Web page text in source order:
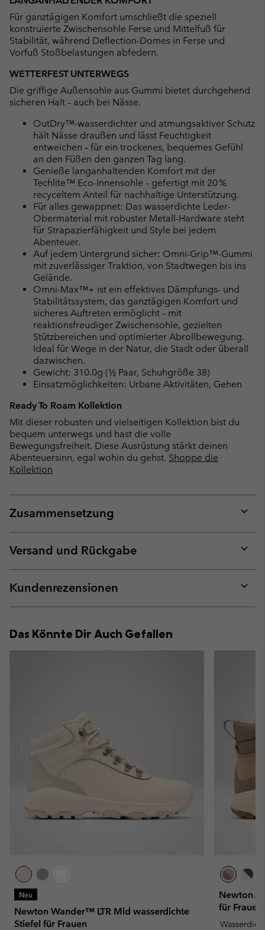
Für ganztägigen Komfort umschließt die speziell
konstruierte Zwischensohle Ferse und Mittelfuß für
Stabilität, während Deflection-Domes in Ferse und
Vorfuß Stoßbelastungen abfedern.
WETTERFEST UNTERWEGS
Die griffige Außensohle aus Gummi bietet durchgehend
sicheren Halt – auch bei Nässe.
OutDry™-wasserdichter und atmungsaktiver Schutz
hält Nässe draußen und lässt Feuchtigkeit
entweichen – für ein trockenes, bequemes Gefühl
an den Füßen den ganzen Tag lang.
Genieße langanhaltenden Komfort mit der
Techlite™ Eco-Innensohle – gefertigt mit 20 %
recyceltem Anteil für nachhaltige Unterstützung.
Für alles gewappnet: Das wasserdichte Leder-
Obermaterial mit robuster Metall-Hardware steht
für Strapazierfähigkeit und Style bei jedem
Abenteuer.
Auf jedem Untergrund sicher: Omni-Grip™-Gummi
mit zuverlässiger Traktion, von Stadtwegen bis ins
Gelände.
Omni-Max™+ ist ein effektives Dämpfungs- und
Stabilitätssystem, das ganztägigen Komfort und
sicheres Auftreten ermöglicht – mit
reaktionsfreudiger Zwischensohle, gezielten
Stützbereichen und optimierter Abrollbewegung.
Ideal für Wege in der Natur, die Stadt oder überall
dazwischen.
Gewicht: 310.0g (½ Paar, Schuhgröße 38)
Einsatzmöglichkeiten: Urbane Aktivitäten, Gehen
Ready To Roam Kollektion
Mit dieser robusten und vielseitigen Kollektion bist du
bequem unterwegs und hast die volle
Bewegungsfreiheit. Diese Ausrüstung stärkt deinen
Abenteuersinn, egal wohin du gehst. Shoppe die
Kollektion
Zusammensetzung
or
Versand und Rückgabe
or
Kundenrezensionen
or
Das Könnte Dir Auch Gefallen
Neu
Newton Wander™ LTR Mid wasserdichte
Stiefel für Frauen
Newton
für Frauen
Wasserdicht